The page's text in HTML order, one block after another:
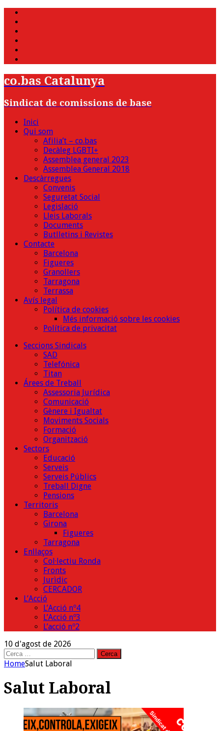
co.bas Catalunya
Sindicat de comissions de base
Inici
Qui som
Afilia’t – co.bas
Decàleg LGBTI+
Assemblea general 2023
Assemblea General 2018
Descàrregues
Convenis
Seguretat Social
Legislació
Lleis Laborals
Documents
Butlletins i Revistes
Contacte
Barcelona
Figueres
Granollers
Tarragona
Terrassa
Avís legal
Política de cookies
Més informació sobre les cookies
Política de privacitat
Seccions Sindicals
SAD
Telefónica
Titan
Árees de Treball
Assessoria Jurídica
Comunicació
Gènere i Igualtat
Moviments Socials
Formació
Organització
Sectors
Educació
Serveis
Serveis Públics
Treball Digne
Pensions
Territoris
Barcelona
Girona
Figueres
Tarragona
Enllaços
Col·lectiu Ronda
Fronts
Jurìdic
CERCADOR
L’Acció
L’Acció nº4
L’Acció nº3
L’acció nº2
10 d'agost de 2026
Cerca:
HomeSalut Laboral
Salut Laboral